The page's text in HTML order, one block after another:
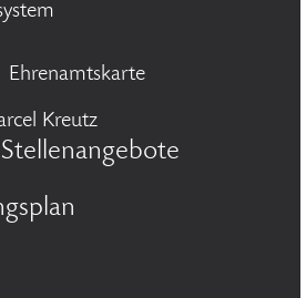
Ehrenamtskarte
Kreutz
Stellenangebote